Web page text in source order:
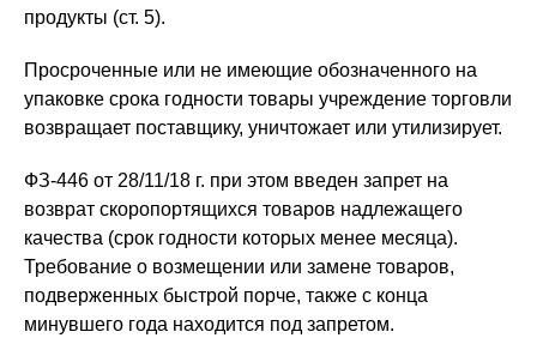
продукты (ст. 5).
Просроченные или не имеющие обозначенного на
упаковке срока годности товары учреждение торговли
возвращает поставщику, уничтожает или утилизирует.
ФЗ-446 от 28/11/18 г. при этом введен запрет на
возврат скоропортящихся товаров надлежащего
качества (срок годности которых менее месяца).
Требование о возмещении или замене товаров,
подверженных быстрой порче, также с конца
минувшего года находится под запретом.